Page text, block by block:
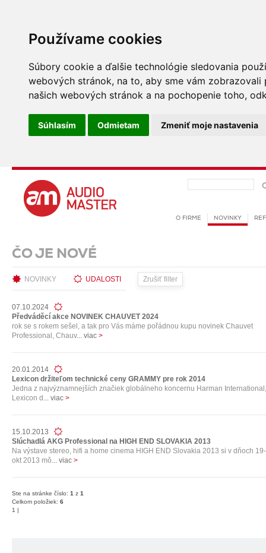
Používame cookies
Súbory cookie a ďalšie technológie sledovania
webových stránok, na to, aby sme vám
našich webových stránok a na pochopenie toho,
Súhlasím Odmietam Zmeniť moje nastavenia
ČO JE NOVÉ
NOVINKY UDALOSTI
07.10.2024
Předváděcí akce NOVINEK CHAUVET 2024
rok se s rokem sešel, a tak pro Vás máme pořádnou kupu novinek Chauvet
Professional, Chauv... viac >
20.01.2014
Lexicon držiteľom technické ceny GRAMMY pre rok 2014
Jedna z najvýznamnejších značiek globálneho koncernu Harman
Lexicon d ... viac >
15.10.2013
Slúchadlá AKG Professional na HIGH END SLOVAKIA 2013
Na výstave stereo, hifi a home cinema HIGH END Slovakia 2013 si v dňoch
okt 2013 mô... viac >
Ste na stránke číslo: 1 z 1
Celkom položiek: 6
1 |
NOVINKY
O FIRME